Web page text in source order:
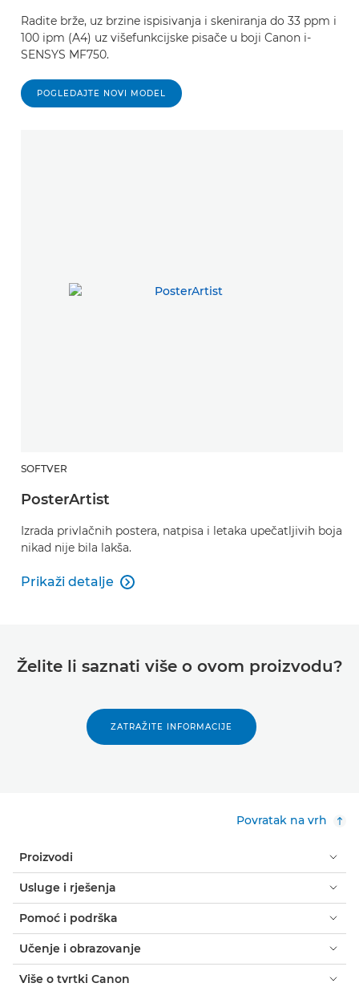
Radite brže, uz brzine ispisivanja i skeniranja do 33 ppm i
100 ipm (A4) uz višefunkcijske pisače u boji Canon i-
SENSYS MF750.
POGLEDAJTE NOVI MODEL
SOFTVER
PosterArtist
Izrada privlačnih postera, natpisa i letaka upečatljivih boja
nikad nije bila lakša.
Prikaži detalje
PosterArtist

Želite li saznati više o ovom proizvodu?
ZATRAŽITE INFORMACIJE
Povratak na vrh
Proizvodi
Usluge i rješenja
Pomoć i podrška
Učenje i obrazovanje
Više o tvrtki Canon